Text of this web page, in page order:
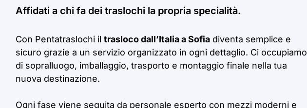
Affidati a chi fa dei traslochi la propria specialità.
Con Pentatraslochi il trasloco dall’Italia a Sofia diventa semplice e
sicuro grazie a un servizio organizzato in ogni dettaglio. Ci occupiamo
di sopralluogo, imballaggio, trasporto e montaggio finale nella tua
nuova destinazione.
Ogni fase viene seguita da personale esperto con mezzi moderni e